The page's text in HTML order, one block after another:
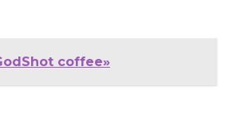
coffee»